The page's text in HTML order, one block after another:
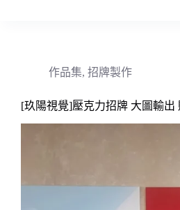
作品集, 招牌製作
[玖陽視覺]壓克力招牌 大圖輸出